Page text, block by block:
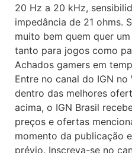
20 Hz a 20 kHz,
impedância de 21 ohms.
muito bem quem quer
tanto para jogos como
Achados gamers em
Entre no canal do IGN
dentro das melhores
acima, o IGN Brasil
preços e ofertas
momento da publicação
prévio. Inscreva-se no